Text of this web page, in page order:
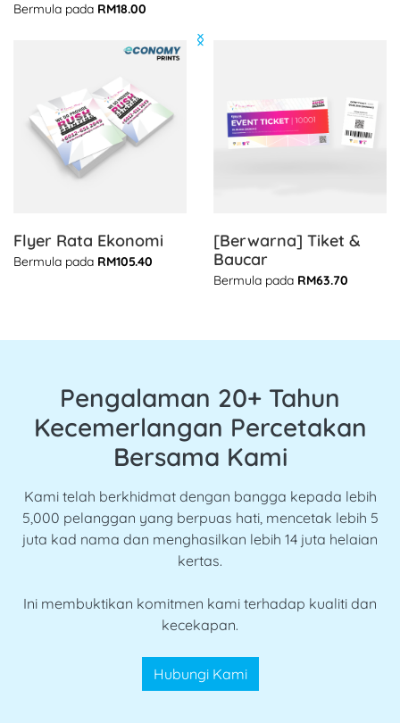
Bermula pada RM18.00
Flyer Rata Ekonomi
Bermula pada RM105.40
Lihat butiran Flyer Rata Ekonomi
[Berwarna] Tiket &
Baucar
Bermula pada RM63.70
Pengalaman 20+ Tahun
Kecemerlangan Percetakan
Bersama Kami
Kami telah berkhidmat dengan bangga kepada lebih
5,000 pelanggan yang berpuas hati, mencetak lebih 5
juta kad nama dan menghasilkan lebih 14 juta helaian
kertas.
Ini membuktikan komitmen kami terhadap kualiti dan
kecekapan.
Hubungi Kami